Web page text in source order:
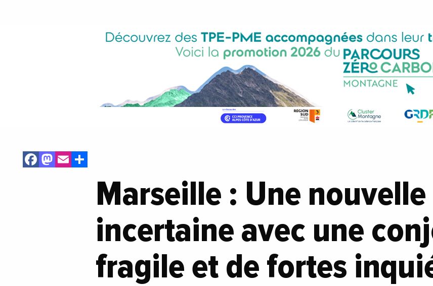
Facebook
Mastodon
Email
Marseille : Une
incertaine avec une
fragile et de fortes